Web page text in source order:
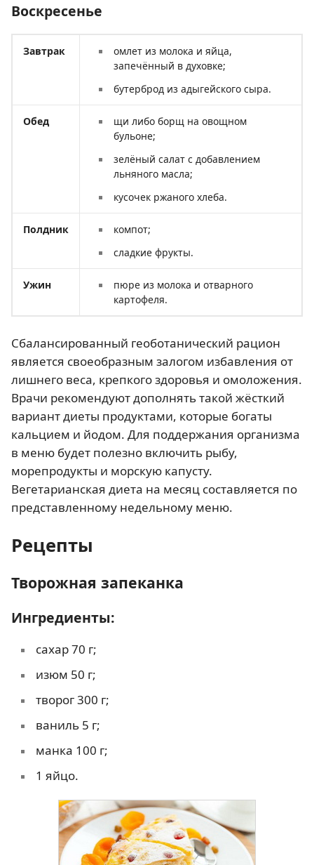
Воскресенье
Завтрак
омлет из молока и яйца,
запечённый в духовке;
бутерброд из адыгейского сыра.
Обед
щи либо борщ на овощном
бульоне;
зелёный салат с добавлением
льняного масла;
кусочек ржаного хлеба.
Полдник
компот;
сладкие фрукты.
Ужин
пюре из молока и отварного
картофеля.
Сбалансированный геоботанический рацион
является своеобразным залогом избавления от
лишнего веса, крепкого здоровья и омоложения.
Врачи рекомендуют дополнять такой жёсткий
вариант диеты продуктами, которые богаты
кальцием и йодом. Для поддержания организма
в меню будет полезно включить рыбу,
морепродукты и морскую капусту.
Вегетарианская диета на месяц составляется по
представленному недельному меню.
Рецепты
Творожная запеканка
Ингредиенты:
сахар 70 г;
изюм 50 г;
творог 300 г;
ваниль 5 г;
манка 100 г;
1 яйцо.